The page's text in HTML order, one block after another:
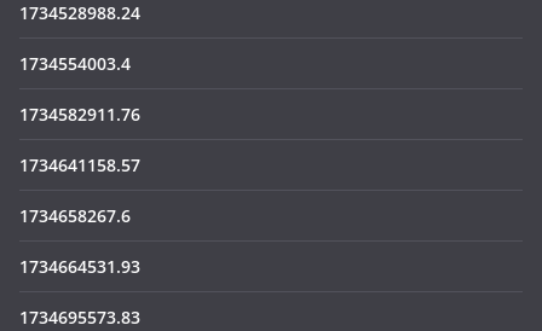
1734528988.24
1734554003.4
1734582911.76
1734641158.57
1734658267.6
1734664531.93
1734695573.83